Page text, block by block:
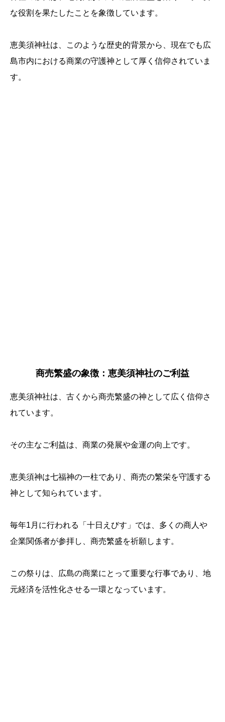
な役割を果たしたことを象徴しています。
恵美須神社は、このような歴史的背景から、現在でも広
島市内における商業の守護神として厚く信仰されていま
す。
商売繁盛の象徴：恵美須神社のご利益
恵美須神社は、古くから商売繁盛の神として広く信仰さ
れています。
その主なご利益は、商業の発展や金運の向上です。
恵美須神は七福神の一柱であり、商売の繁栄を守護する
神として知られています。
毎年1月に行われる「十日えびす」では、多くの商人や
企業関係者が参拝し、商売繁盛を祈願します。
この祭りは、広島の商業にとって重要な行事であり、地
元経済を活性化させる一環となっています。